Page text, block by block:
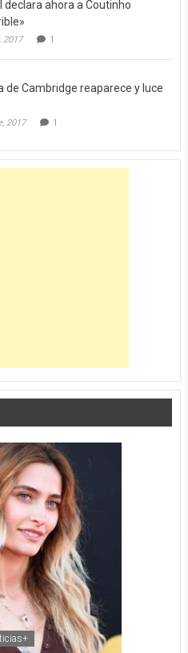
declara ahora a Coutinho
2017 1
de Cambridge reaparece y luce
2017 1